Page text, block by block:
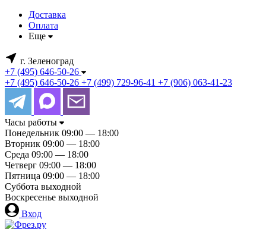
Доставка
Оплата
Еще
г. Зеленоград
+7 (495) 646-50-26
+7 (495) 646-50-26 +7 (499) 729-96-41 +7 (906) 063-41-23
Часы работы
Понедельник 09:00 — 18:00
Вторник 09:00 — 18:00
Среда 09:00 — 18:00
Четверг 09:00 — 18:00
Пятница 09:00 — 18:00
Суббота выходной
Воскресенье выходной
Вход